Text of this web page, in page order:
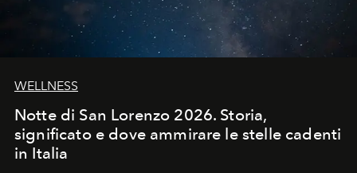
WELLNESS
Notte di San Lorenzo 2026. Storia,
significato e dove ammirare le stelle cadenti
in Italia